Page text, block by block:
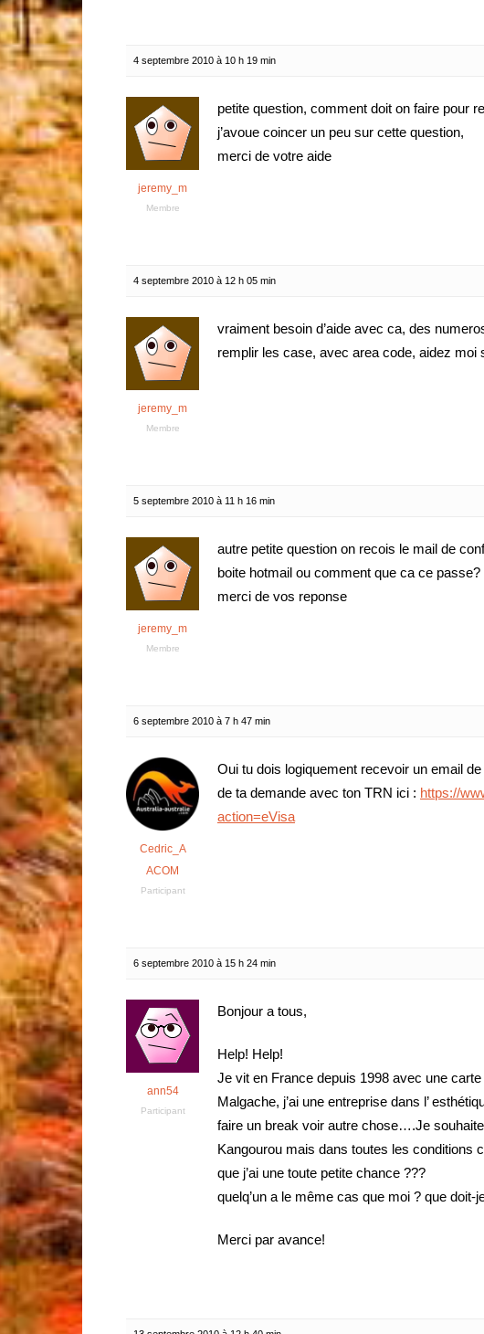
4 septembre 2010 à 10 h 19 min
jeremy_m
Membre
petite question, comment doit on faire pour
j’avoue coincer un peu sur cette question,
merci de votre aide
4 septembre 2010 à 12 h 05 min
jeremy_m
Membre
vraiment besoin d’aide avec ca, des
remplir les case, avec area code, aidez moi
5 septembre 2010 à 11 h 16 min
jeremy_m
Membre
autre petite question on recois le mail de
boite hotmail ou comment que ca ce passe?
merci de vos reponse
6 septembre 2010 à 7 h 47 min
Cedric_A
ACOM
Participant
Oui tu dois logiquement recevoir un email
de ta demande avec ton TRN ici : https://
action=eVisa
6 septembre 2010 à 15 h 24 min
ann54
Participant
Bonjour a tous,
Help! Help!
Je vit en France depuis 1998 avec une
Malgache, j’ai une entreprise dans l’
faire un break voir autre chose….Je
Kangourou mais dans toutes les conditions
que j’ai une toute petite chance ???
quelq’un a le même cas que moi ? que doit-
Merci par avance!